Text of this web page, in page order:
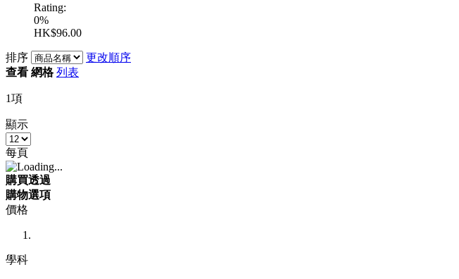
Rating:
0%
HK$96.00
排序
更改順序
查看 網格 列表
1項
顯示
每頁
購買透過
購物選項
價格
學科